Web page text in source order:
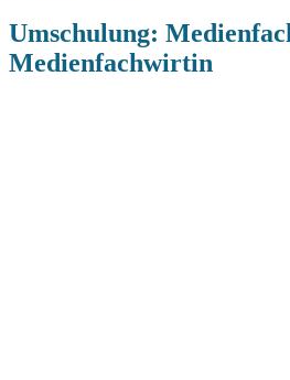
Umschulung:
Medienfachwirtin